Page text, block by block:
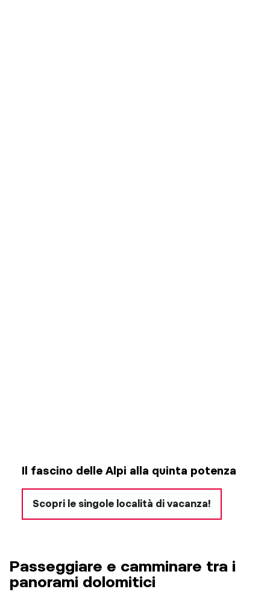
Il fascino delle Alpi alla quinta potenza
Scopri le singole località di vacanza!
Passeggiare e camminare tra i
panorami dolomitici